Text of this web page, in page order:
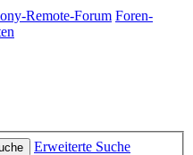
Remote-Forum Foren-
Erweiterte Suche